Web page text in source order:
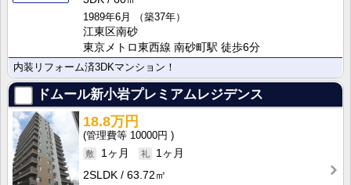
1989年6月
（築37年）
江東区南砂
東京メトロ東西線 南砂町駅 徒歩6分
内装リフォーム済3DKマンション！
ドムール新小岩プレミアムレジデンス
18.8万円
10000円
1ヶ月
1ヶ月
2SLDK
63.72㎡